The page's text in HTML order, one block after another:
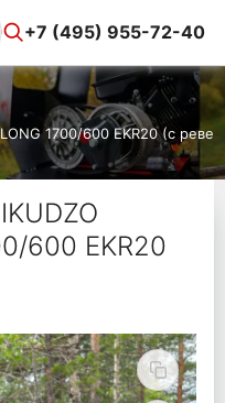
+7 (495) 955-72-40
1700/600 EKR20 (с
600 EKR20